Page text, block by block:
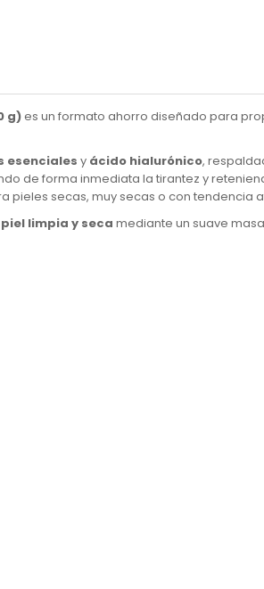
g)es un formato ahorro diseñado para
esenciales y ácido hialurónico,
de forma inmediata la tirantez y
pieles secas, muy secas o con tendencia
piel limpia y seca mediante un suave